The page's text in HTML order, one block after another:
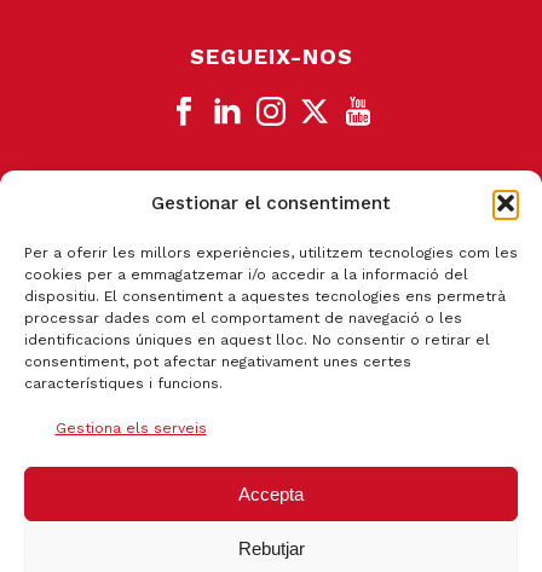
Gestionar el consentiment
Per a oferir les millors experiències, utilitzem tecnologies com les
cookies per a emmagatzemar i/o accedir a la informació del
dispositiu. El consentiment a aquestes tecnologies ens permetrà
processar dades com el comportament de navegació o les
identificacions úniques en aquest lloc. No consentir o retirar el
consentiment, pot afectar negativament unes certes
característiques i funcions.
Gestiona els serveis
Accepta
Rebutjar
SEGUEIX-NOS
CANAL DE DENÚNCIA